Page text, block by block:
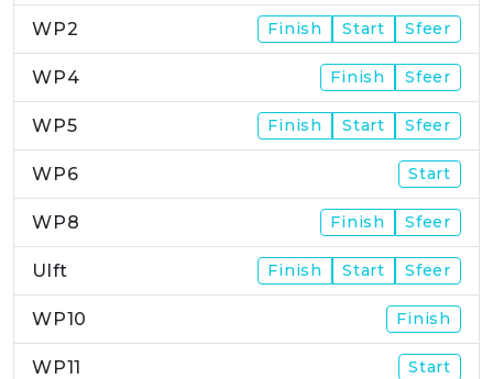
WP2 Finish Start Sfeer
WP4 Finish Sfeer
WP5 Finish Start Sfeer
WP6 Start
WP8 Finish Sfeer
Ulft Finish Start Sfeer
WP10 Finish
WP11 Start